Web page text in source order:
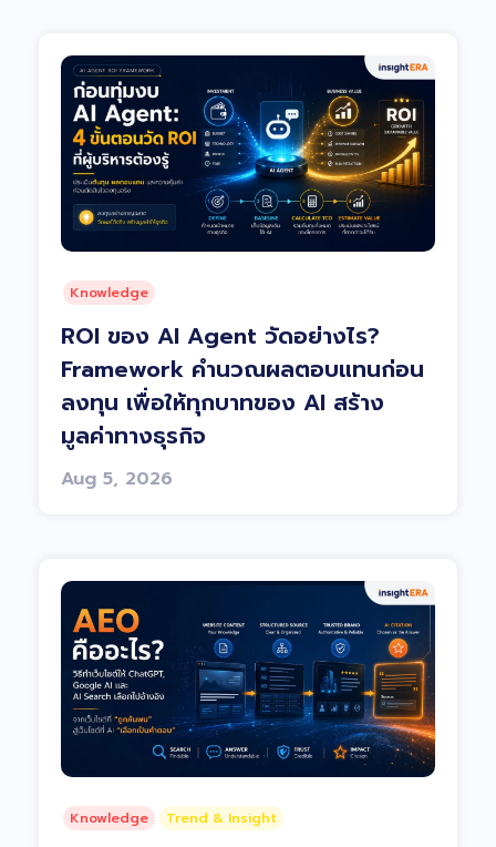
Knowledge
ROI ของ AI Agent วัดอย่างไร?
Framework คำนวณผลตอบแทนก่อน
ลงทุน เพื่อให้ทุกบาทของ AI สร้าง
มูลค่าทางธุรกิจ
Aug 5, 2026
Knowledge Trend & Insight